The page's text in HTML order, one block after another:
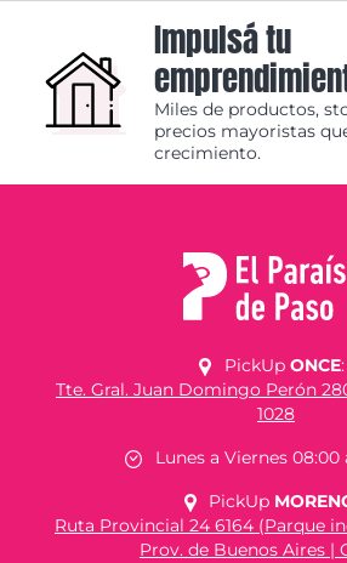
Impulsá tu
Miles de productos,
precios mayoristas
crecimiento.
PickUp ONCE:
Tte. Gral. Juan Domingo Perón
1028
Lunes a Viernes 08:00
PickUp
Ruta Provincial 24 6164 (Parque
Prov. de Buenos Aires |